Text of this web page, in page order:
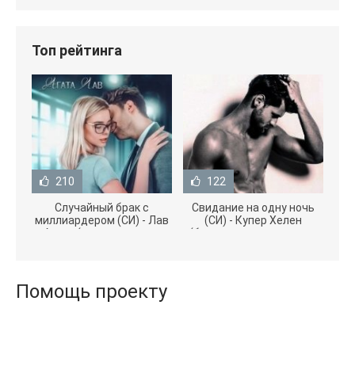
Топ рейтинга
210
Случайный брак с
миллиардером (СИ) - Лав
Агата (полная версия
122
Свидание на одну ночь
(СИ) - Купер Хелен
(бесплатные серии книг
Помощь проекту